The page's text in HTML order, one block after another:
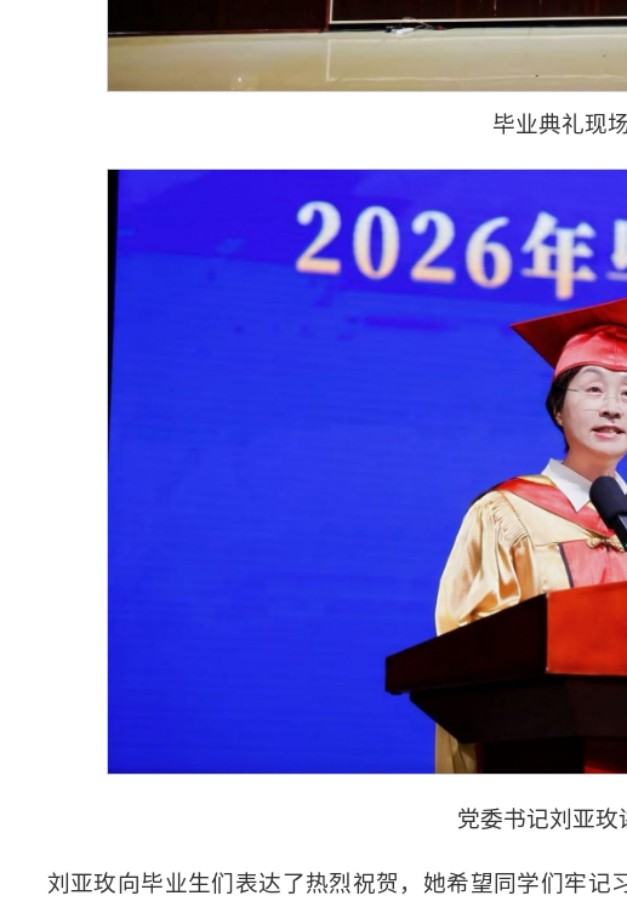
毕业典礼现
党委书记刘亚玫
刘亚玫向毕业生们表达了热烈祝贺，她希望同学们牢